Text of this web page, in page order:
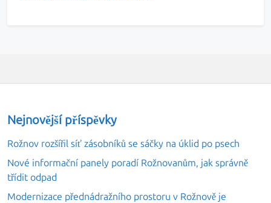
Nejnovější příspěvky
Rožnov rozšířil síť zásobníků se sáčky na úklid po psech
Nové informační panely poradí Rožnovanům, jak správně
třídit odpad
Modernizace přednádražního prostoru v Rožnově je